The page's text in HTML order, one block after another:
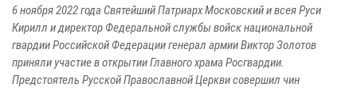
6 ноября 2022 года Святейший Патриарх Московский и всея Руси
Кирилл и директор Федеральной службы войск национальной
гвардии Российской Федерации генерал армии Виктор Золотов
приняли участие в открытии Главного храма Росгвардии.
Предстоятель Русской Православной Церкви совершил чин